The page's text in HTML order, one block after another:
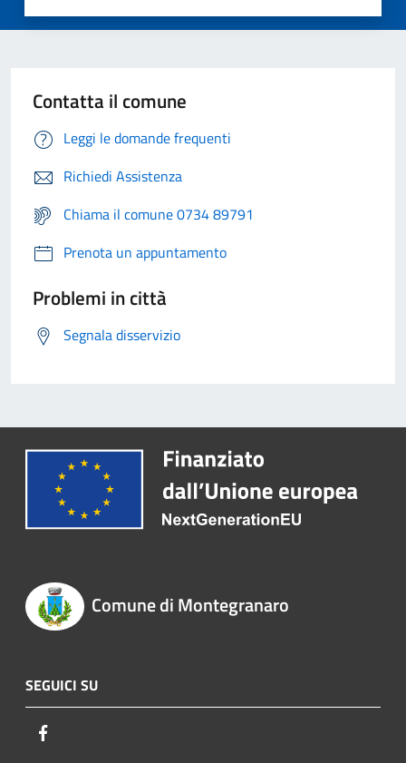
Contatta il comune
Leggi le domande frequenti
Richiedi Assistenza
Chiama il comune 0734 89791
Prenota un appuntamento
Problemi in città
Segnala disservizio
Comune di Montegranaro
SEGUICI SU